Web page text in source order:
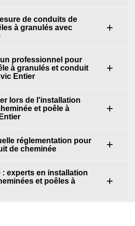
de conduits de
à granulés avec
professionnel pour
à granulés et conduit
Entier
lors de l'installation
et poêle à
réglementation pour
de cheminée
experts en installation
et poêles à